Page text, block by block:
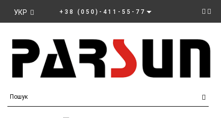
УКР +38 (050)-411-55-77